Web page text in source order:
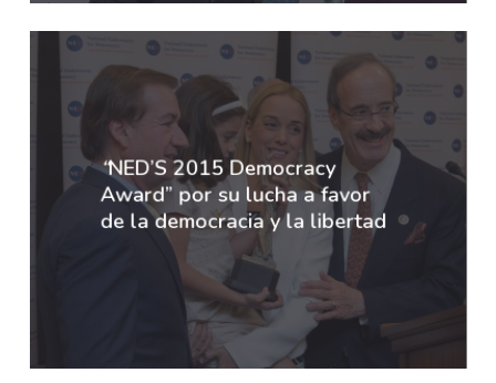
“NED’S 2015 Democracy
Award” por su lucha a favor
de la democracia y la libertad